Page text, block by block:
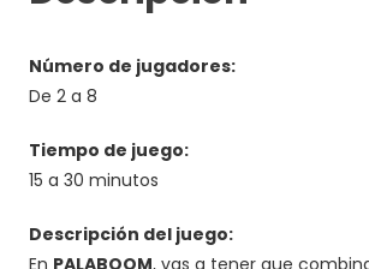
Número de jugadores:
De 2 a 8
Tiempo de juego:
15 a 30 minutos
Descripción del juego: